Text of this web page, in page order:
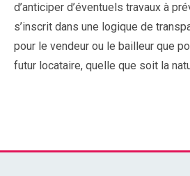
d’anticiper d’éventuels travaux à
s’inscrit dans une logique de
pour le vendeur ou le bailleur que
futur locataire, quelle que soit la